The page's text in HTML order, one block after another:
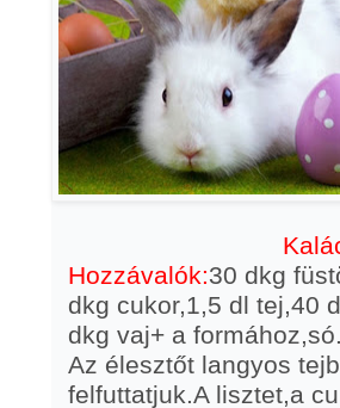
Hozzávalók:30 dkg
dkg cukor,1,5 dl tej,40
dkg vaj+ a
Az élesztőt langyos
felfuttatjuk.A lisztet,a